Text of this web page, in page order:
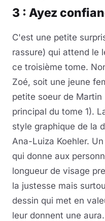
3 : Ayez
C'est une petite
rassure) qui attend le
ce troisième tome.
Zoé, soit une jeune
petite soeur de Martin
principal du tome 1).
style graphique de la
Ana-Luiza Koehler.
qui donne aux
longueur de visage
la justesse mais
dessin qui met en
leur donnent une